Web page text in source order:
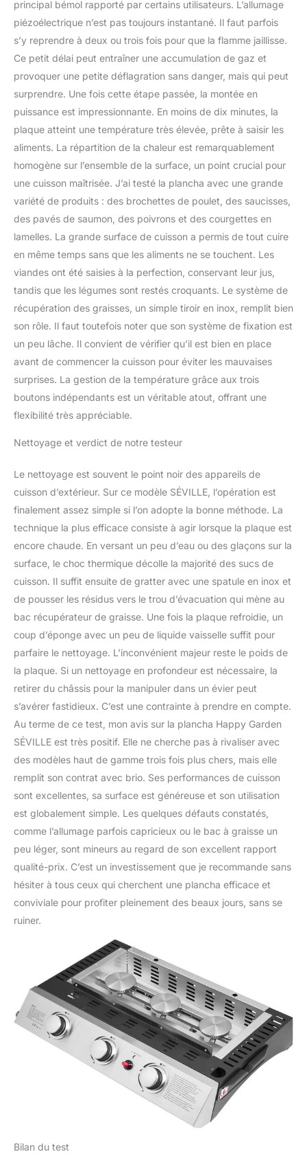
principal bémol rapporté par certains utilisateurs. L’allumage
piézoélectrique n’est pas toujours instantané. Il faut parfois
s’y reprendre à deux ou trois fois pour que la flamme jaillisse.
Ce petit délai peut entraîner une accumulation de gaz et
provoquer une petite déflagration sans danger, mais qui peut
surprendre. Une fois cette étape passée, la montée en
puissance est impressionnante. En moins de dix minutes, la
plaque atteint une température très élevée, prête à saisir les
aliments. La répartition de la chaleur est remarquablement
homogène sur l’ensemble de la surface, un point crucial pour
une cuisson maîtrisée. J’ai testé la plancha avec une grande
variété de produits : des brochettes de poulet, des saucisses,
des pavés de saumon, des poivrons et des courgettes en
lamelles. La grande surface de cuisson a permis de tout cuire
en même temps sans que les aliments ne se touchent. Les
viandes ont été saisies à la perfection, conservant leur jus,
tandis que les légumes sont restés croquants. Le système de
récupération des graisses, un simple tiroir en inox, remplit bien
son rôle. Il faut toutefois noter que son système de fixation est
un peu lâche. Il convient de vérifier qu’il est bien en place
avant de commencer la cuisson pour éviter les mauvaises
surprises. La gestion de la température grâce aux trois
boutons indépendants est un véritable atout, offrant une
flexibilité très appréciable.
Nettoyage et verdict de notre testeur
Le nettoyage est souvent le point noir des appareils de
cuisson d’extérieur. Sur ce modèle SÉVILLE, l’opération est
finalement assez simple si l’on adopte la bonne méthode. La
technique la plus efficace consiste à agir lorsque la plaque est
encore chaude. En versant un peu d’eau ou des glaçons sur la
surface, le choc thermique décolle la majorité des sucs de
cuisson. Il suffit ensuite de gratter avec une spatule en inox et
de pousser les résidus vers le trou d’évacuation qui mène au
bac récupérateur de graisse. Une fois la plaque refroidie, un
coup d’éponge avec un peu de liquide vaisselle suffit pour
parfaire le nettoyage. L’inconvénient majeur reste le poids de
la plaque. Si un nettoyage en profondeur est nécessaire, la
retirer du châssis pour la manipuler dans un évier peut
s’avérer fastidieux. C’est une contrainte à prendre en compte.
Au terme de ce test, mon avis sur la plancha Happy Garden
SÉVILLE est très positif. Elle ne cherche pas à rivaliser avec
des modèles haut de gamme trois fois plus chers, mais elle
remplit son contrat avec brio. Ses performances de cuisson
sont excellentes, sa surface est généreuse et son utilisation
est globalement simple. Les quelques défauts constatés,
comme l’allumage parfois capricieux ou le bac à graisse un
peu léger, sont mineurs au regard de son excellent rapport
qualité-prix. C’est un investissement que je recommande sans
hésiter à tous ceux qui cherchent une plancha efficace et
conviviale pour profiter pleinement des beaux jours, sans se
ruiner.
Bilan du test